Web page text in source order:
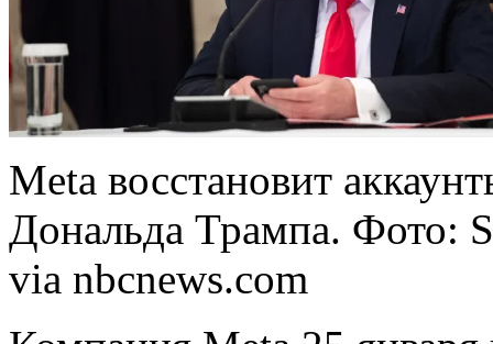
Meta восстановит
Дональда Трампа. Фото:
via nbcnews.com